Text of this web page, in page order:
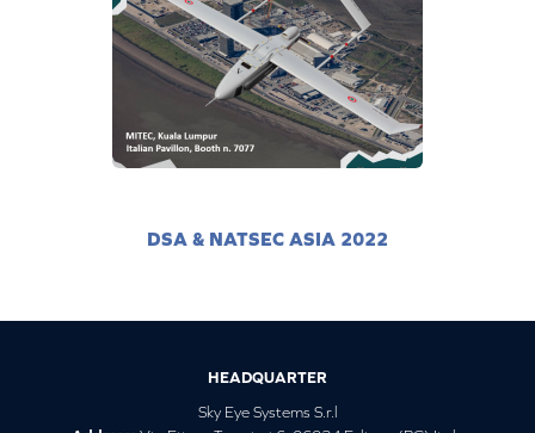
DSA & NATSEC ASIA 2022
HEADQUARTER
Sky Eye Systems S.r.l